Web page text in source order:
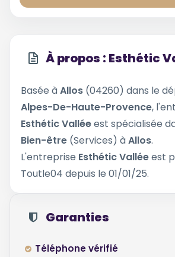
À propos : Esthétic
Basée àAllos (04260) dans le
Alpes-De-Haute-Provence,
Esthétic Valléeest spécialisée
Bien-être (Services) àAllos.
L'entreprise Esthétic Valléeest
Toutle04 depuis le 01/01/25.
Garanties
Téléphone vérifié